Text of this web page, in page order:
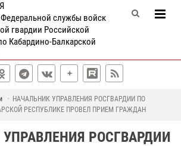
службы войск
гвардии Российской
Кабардино-Балкарской
НАЧАЛЬНИК УПРАВЛЕНИЯ РОСГВАРДИИ ПО
РЕСПУБЛИКЕ ПРОВЕЛ ПРИЕМ ГРАЖДАН
РОСГВАРДИИ